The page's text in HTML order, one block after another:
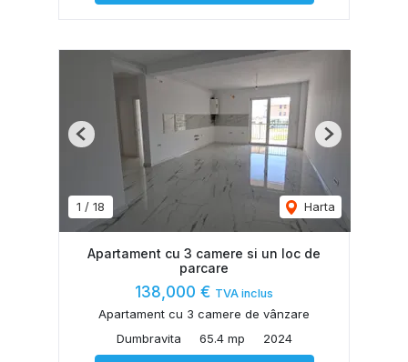
1 / 18 Harta
Previous Next
Apartament cu 3 camere si un loc de
parcare
138,000 € TVA inclus
Apartament cu 3 camere de vânzare
Dumbravita
65.4 mp 2024